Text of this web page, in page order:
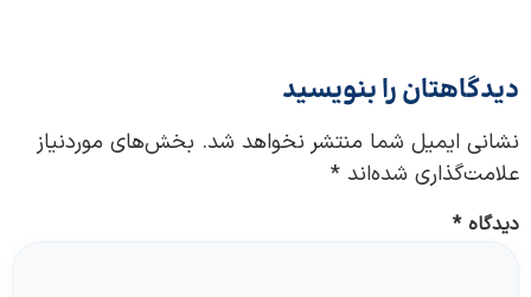
دیدگاهتان را بنویسید
نشانی ایمیل شما منتشر نخواهد شد. بخش‌های موردنیاز
علامت‌گذاری شده‌اند *
دیدگاه*